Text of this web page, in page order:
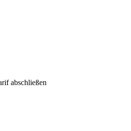
abschließen